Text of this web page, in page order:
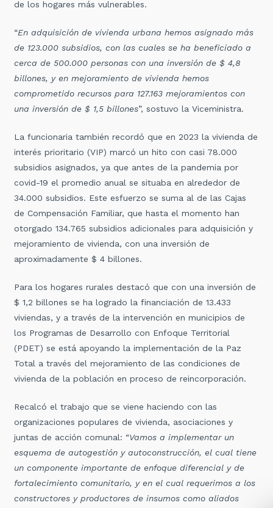
de los hogares más vulnerables.
“En adquisición de vivienda urbana hemos asignado más
de 123.000 subsidios, con las cuales se ha beneficiado a
cerca de 500.000 personas con una inversión de $ 4,8
billones, y en mejoramiento de vivienda hemos
comprometido recursos para 127.163 mejoramientos con
una inversión de $ 1,5 billones”, sostuvo la Viceministra.
La funcionaria también recordó que en 2023 la vivienda de
interés prioritario (VIP) marcó un hito con casi 78.000
subsidios asignados, ya que antes de la pandemia por
covid-19 el promedio anual se situaba en alrededor de
34.000 subsidios. Este esfuerzo se suma al de las Cajas
de Compensación Familiar, que hasta el momento han
otorgado 134.765 subsidios adicionales para adquisición y
mejoramiento de vivienda, con una inversión de
aproximadamente $ 4 billones.
Para los hogares rurales destacó que con una inversión de
$ 1,2 billones se ha logrado la financiación de 13.433
viviendas, y a través de la intervención en municipios de
los Programas de Desarrollo con Enfoque Territorial
(PDET) se está apoyando la implementación de la Paz
Total a través del mejoramiento de las condiciones de
vivienda de la población en proceso de reincorporación.
Recalcó el trabajo que se viene haciendo con las
organizaciones populares de vivienda, asociaciones y
juntas de acción comunal: “Vamos a implementar un
esquema de autogestión y autoconstrucción, el cual tiene
un componente importante de enfoque diferencial y de
fortalecimiento comunitario, y en el cual requerimos a los
constructores y productores de insumos como aliados